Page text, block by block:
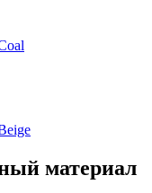
материал